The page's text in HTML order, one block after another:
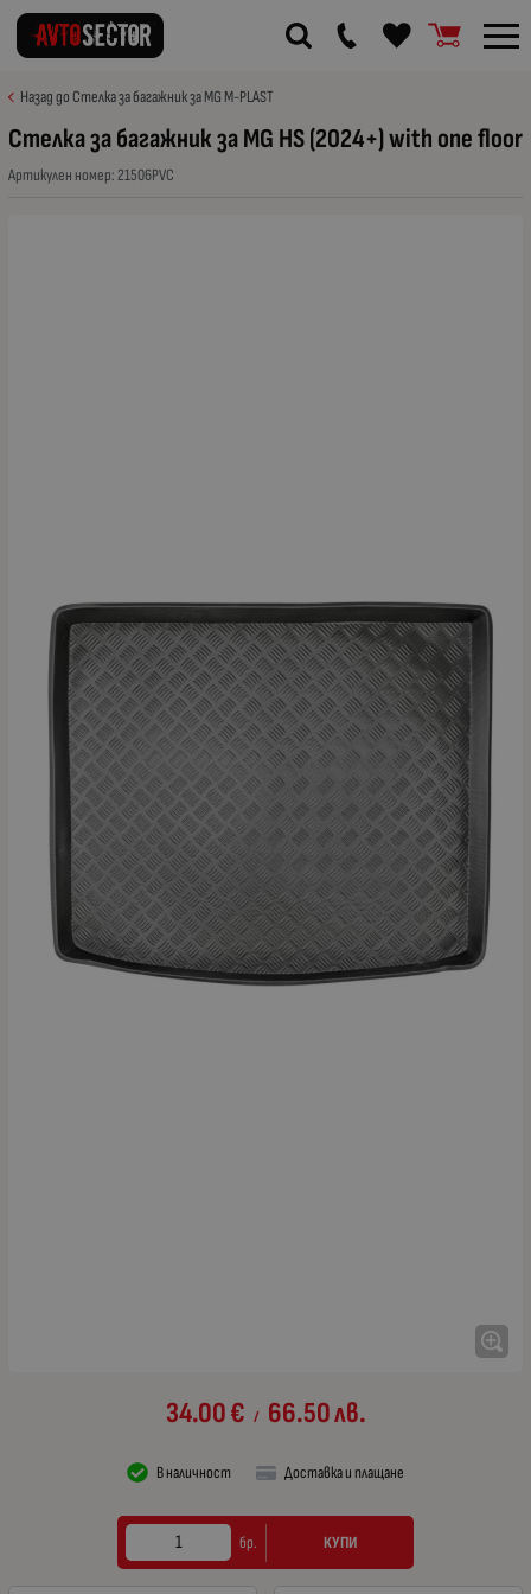
Назад до Стелка за багажник за MG M-PLAST
Стелка за багажник за MG HS (2024+) with one floor
Артикулен номер:21506PVC
34.00€ / 66.50лв.
В наличност Доставка и плащане
бр. КУПИ